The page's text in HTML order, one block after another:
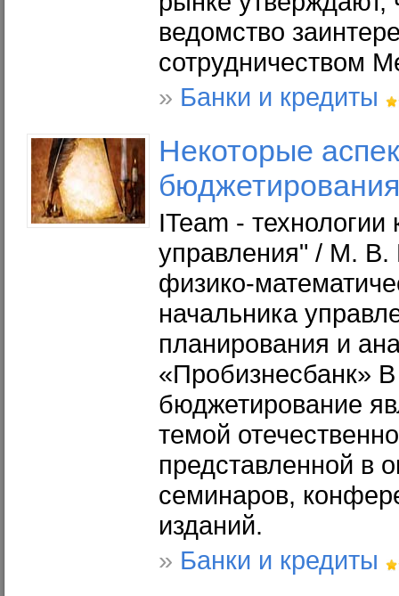
ведомство
сотрудничеством
» Банки и кредиты
Некоторые
ITeam - технологии
управления" / М. В.
физико-
начальника
планирования и
«Пробизнесбанк»
бюджетирование
темой
представленной в
семинаров,
изданий.
» Банки и кредиты